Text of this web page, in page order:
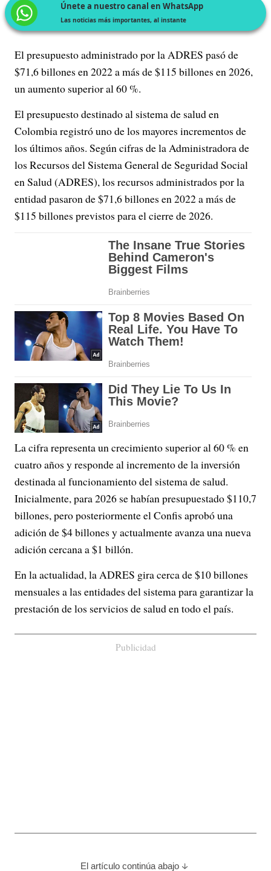
Únete a nuestro canal en WhatsApp
Las noticias más importantes, al instante
El presupuesto administrado por la ADRES pasó de
$71,6 billones en 2022 a más de $115 billones en 2026,
un aumento superior al 60 %.
El presupuesto destinado al sistema de salud en
Colombia registró uno de los mayores incrementos de
los últimos años. Según cifras de la Administradora de
los Recursos del Sistema General de Seguridad Social
en Salud (ADRES), los recursos administrados por la
entidad pasaron de $71,6 billones en 2022 a más de
$115 billones previstos para el cierre de 2026.
La cifra representa un crecimiento superior al 60 % en
cuatro años y responde al incremento de la inversión
destinada al funcionamiento del sistema de salud.
Inicialmente, para 2026 se habían presupuestado $110,7
billones, pero posteriormente el Confis aprobó una
adición de $4 billones y actualmente avanza una nueva
adición cercana a $1 billón.
En la actualidad, la ADRES gira cerca de $10 billones
mensuales a las entidades del sistema para garantizar la
prestación de los servicios de salud en todo el país.
Publicidad
El artículo continúa abajo